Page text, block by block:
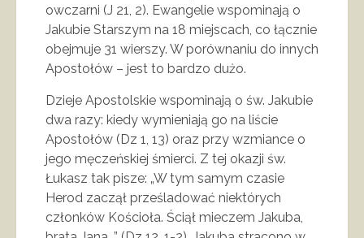
owczarni (J 21, 2). Ewangelie wspominają o
Jakubie Starszym na 18 miejscach, co łącznie
obejmuje 31 wierszy. W porównaniu do innych
Apostołów – jest to bardzo dużo.
Dzieje Apostolskie wspominają o św. Jakubie
dwa razy: kiedy wymieniają go na liście
Apostołów (Dz 1, 13) oraz przy wzmiance o
jego męczeńskiej śmierci. Z tej okazji św.
Łukasz tak pisze: „W tym samym czasie
Herod zaczął prześladować niektórych
członków Kościoła. Ściął mieczem Jakuba,